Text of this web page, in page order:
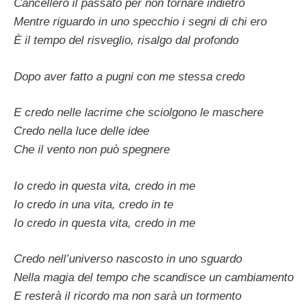
Cancellerò il passato per non tornare indietro
Mentre riguardo in uno specchio i segni di chi ero
È il tempo del risveglio, risalgo dal profondo
Dopo aver fatto a pugni con me stessa credo
E credo nelle lacrime che sciolgono le maschere
Credo nella luce delle idee
Che il vento non può spegnere
Io credo in questa vita, credo in me
Io credo in una vita, credo in te
Io credo in questa vita, credo in me
Credo nell’universo nascosto in uno sguardo
Nella magia del tempo che scandisce un cambiamento
E resterà il ricordo ma non sarà un tormento